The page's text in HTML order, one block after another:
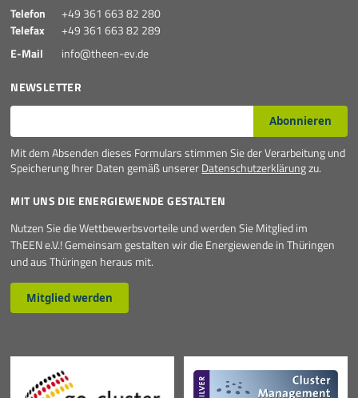
Telefon
+49 361 663 82 280
Telefax
+49 361 663 82 289
E-Mail
info@theen-ev.de
NEWSLETTER
E-Mail* Abonnieren
Mit dem Absenden dieses Formulars stimmen Sie der Verarbeitung und
Speicherung Ihrer Daten gemäß unsererDatenschutzerklärungzu.
MIT UNS DIE ENERGIEWENDE GESTALTEN
Nutzen Sie die Wettbewerbsvorteile und werden Sie Mitglied im
ThEEN e.V.! Gemeinsam gestalten wir die Energiewende in Thüringen
und aus Thüringen heraus mit.
Mitglied werden